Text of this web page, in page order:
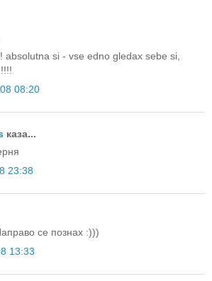
absolutna si - vse edno gledax sebe si,
08:20
каза...
23:38
се познах :)))
13:33